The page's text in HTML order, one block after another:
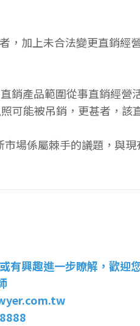
加上未合法變更直銷
產品範圍從事直銷經營
能被吊銷，更甚者，該
場係屬棘手的議題，與
有興趣進一步瞭解，歡迎